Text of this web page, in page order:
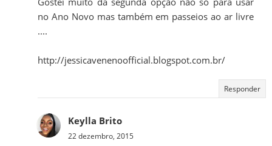
no Ano Novo mas também em passeios ao ar livre
....
http://jessicavenenoofficial.blogspot.com.br/
Responder
Keylla Brito
22 dezembro, 2015